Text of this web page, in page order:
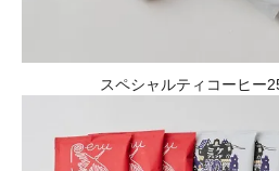
スペシャルティコーヒー